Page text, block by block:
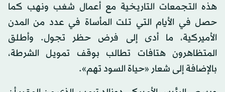
هذه التجمعات التاريخية مع أعمال شغب ونهب كما
حصل في الأيام التي تلت المأساة في عدد من المدن
الأميركية، ما أدى إلى فرض حظر تجول. وأطلق
المتظاهرون هتافات تطالب بوقف تمويل الشرطة،
بالإضافة إلى شعار «حياة السود تهم».